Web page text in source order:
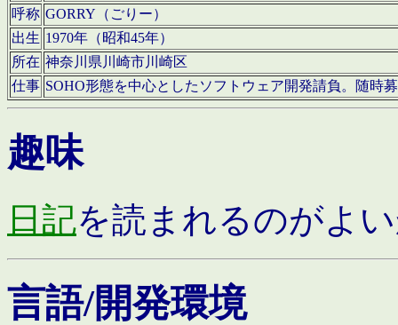
呼称 GORRY（ごりー）
出生 1970年（昭和45年）
所在 神奈川県川崎市川崎区
仕事 SOHO形態を中心としたソフトウェア開発請負。随時
趣味
日記を読まれるのがよ
言語/開発環境